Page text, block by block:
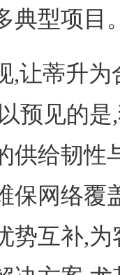
典型项目
,让蒂升
预见的
供给韧性
保网络覆
势互补,